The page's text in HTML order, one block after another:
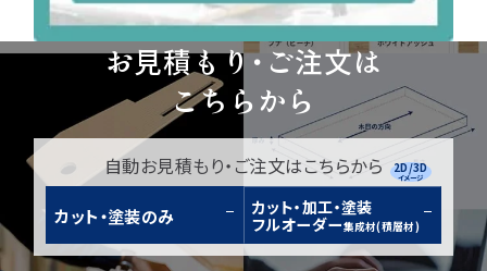
お見積もり・ご注文は
こちらから
自動お見積もり・ご注文はこちらから
カット・塗装のみ
カット・加工・塗装
フルオーダー集成材(積層材)
2D/3D
イメージ